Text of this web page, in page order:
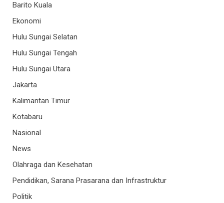
Barito Kuala
Ekonomi
Hulu Sungai Selatan
Hulu Sungai Tengah
Hulu Sungai Utara
Jakarta
Kalimantan Timur
Kotabaru
Nasional
News
Olahraga dan Kesehatan
Pendidikan, Sarana Prasarana dan Infrastruktur
Politik